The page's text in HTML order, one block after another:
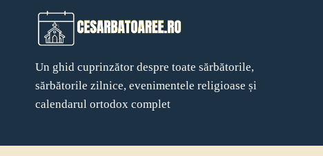
Un ghid cuprinzător despre toate sărbătorile,
sărbătorile zilnice, evenimentele religioase și
calendarul ortodox complet